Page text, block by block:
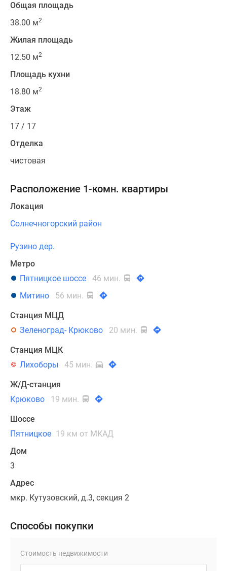
Общая площадь
38.00 м2
Жилая площадь
12.50 м2
Площадь кухни
18.80 м2
Этаж
17 / 17
Отделка
чистовая
Расположение 1-комн. квартиры
Локация
Солнечногорский район
Рузино дер.
Метро
Пятницкое шоссе
46 мин.
Митино
56 мин.
Станция МЦД
Зеленоград- Крюково
20 мин.
Станция МЦК
Лихоборы
45 мин.
Ж/Д-станция
Крюково
19 мин.
Шоссе
Пятницкое 19 км от МКАД
Дом
3
Адрес
мкр. Кутузовский, д.3, секция 2
Способы покупки
Стоимость недвижимости